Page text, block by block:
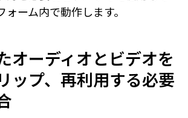
ォーム内で動作します。
オーディオとビデオを
ップ、再利用する必要